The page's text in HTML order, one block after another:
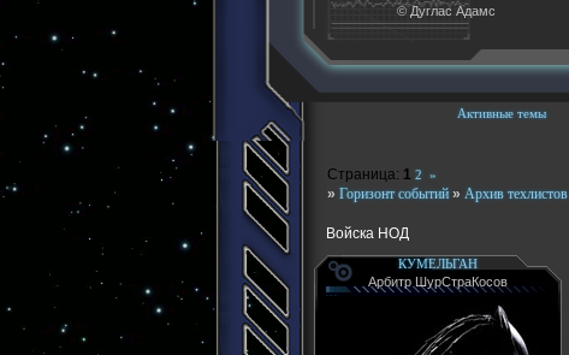
Активные темы
© Дуглас Адамс
» Горизонт событий » Архив техлистов
Войска НОД
Страница: 1 2 »
КУМЕЛЬГАН
Арбитр ШурСтраКосов